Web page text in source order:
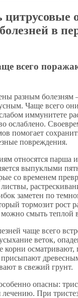
в
всего
разным болезням
Чаще всего
иммунитете
ослаблено.
помогает
повреждения.
относятся парша
выпуклыми
со временем
заметен по
тормозит рост
можно смыть теплой
чаще всего
веток,
корни
присыпают
в свежий грунт.
опасны:
При